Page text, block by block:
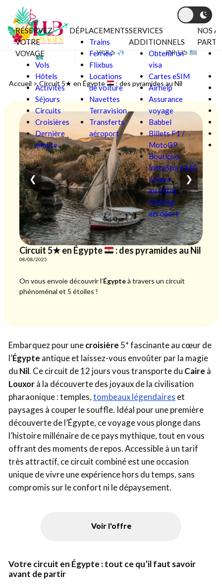
Aller au contenu
RÉSERVEZ
VOTRE
VOYAGE
Vols
Hôtels
Activités
Séjours
Circuits
Croisières
Dernière
minute
DÉPLACEMENTS
Trains
Ferries
Flixbus
Locations
de voiture
Navettes
Terravision
Transferts
aéroport
SERVICES
ADDITIONNELS
Obtenir un
visa
Cartes eSIM
Airhelp
Assurance
voyage
Babbel
Billets F1 /
MotoGP
Boutique
InstaStore360
Loisirs
insolites
Parking
aéroport
NOS
BONS PLANS
VOLS INFOS
Accueil >Circuit 5★ en Égypte : des pyramides au Nil
❮ ❯
Circuit 5★ en Égypte : des pyramides au Nil
08/08/2025
On vous envoie découvrir l’Égypteà travers un circuit
phénoménal et 5 étoiles !
Embarquez pour unecroisière 5* fascinante au cœur de
l’Égypte antique et laissez-vous envoûter par la magie
du Nil. Ce circuit de 12 jours vous transporte du Caire à
Louxorà la découverte des joyaux de la civilisation
pharaonique : temples,tombeaux légendaires et
paysages à couper le souffle. Idéal pour une première
découverte de l’Égypte, ce voyage vous plonge dans
l’histoire millénaire de ce pays mythique, tout en vous
offrant des moments de repos. Accessible à un tarif
très attractif, ce circuit combiné est une occasion
unique de vivre une expérience hors du temps, sans
compromis sur le confort ni le dépaysement.
Voir l'offre
Votre circuit en Égypte : tout ce qu’il faut savoir
avant de partir